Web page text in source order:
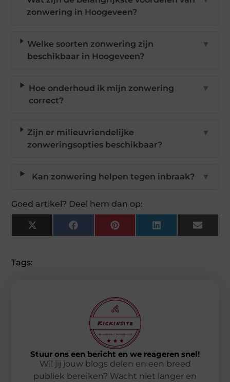
zonwering in Hoogeveen?
Welke soorten zonwering zijn
beschikbaar in Hoogeveen?
▼
Hoe onderhoud ik mijn zonwering
correct?
▼
Zijn er milieuvriendelijke
zonweringsopties beschikbaar?
▼
Kan zonwering helpen tegen inbraak? ▼
Goed artikel? Deel hem dan op:
X
(Twitter)
FacebookPinterestLinkedIn Email
Tags:
Stuur ons een bericht en we reageren snel!
Wil jij jouw blogs delen en een breed
publiek bereiken? Wacht niet langer en